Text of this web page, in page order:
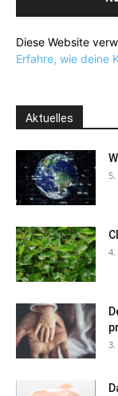
Diese Website
Erfahre, wie deine
Aktuelles
5.
4.
3.